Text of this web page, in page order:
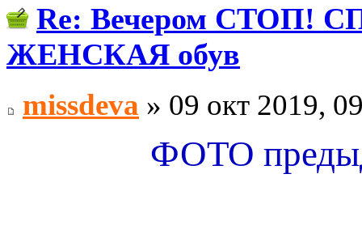
Re: Вечером СТОП!
ЖЕНСКАЯ обув
missdeva » 09 окт 2019,
ФОТО